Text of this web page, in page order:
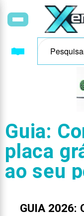
Guia:
placa
ao seu
GUIA 2026: